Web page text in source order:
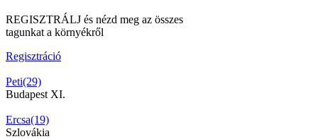
REGISZTRÁLJ és nézd meg az összes
tagunkat a környékről
Regisztráció
Peti(29)
Budapest XI.
Ercsa(19)
Szlovákia